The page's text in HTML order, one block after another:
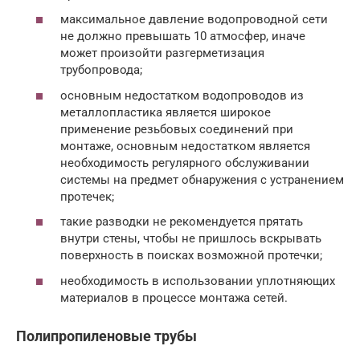
максимальное давление водопроводной сети
не должно превышать 10 атмосфер, иначе
может произойти разгерметизация
трубопровода;
основным недостатком водопроводов из
металлопластика является широкое
применение резьбовых соединений при
монтаже, основным недостатком является
необходимость регулярного обслуживании
системы на предмет обнаружения с устранением
протечек;
такие разводки не рекомендуется прятать
внутри стены, чтобы не пришлось вскрывать
поверхность в поисках возможной протечки;
необходимость в использовании уплотняющих
материалов в процессе монтажа сетей.
Полипропиленовые трубы